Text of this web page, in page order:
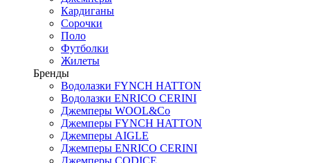
Кардиганы
Сорочки
Поло
Футболки
Жилеты
Бренды
Водолазки FYNCH HATTON
Водолазки ENRICO CERINI
Джемперы WOOL&Co
Джемперы FYNCH HATTON
Джемперы AIGLE
Джемперы ENRICO CERINI